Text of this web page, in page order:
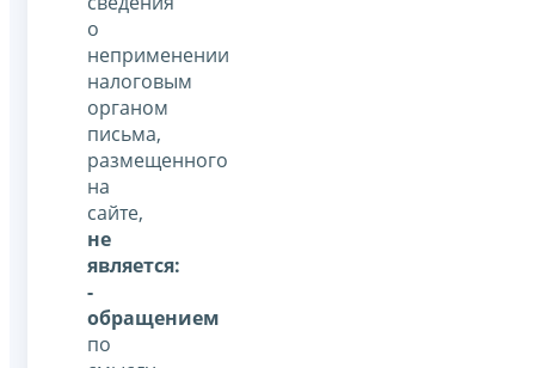
о
неприменении
налоговым
органом
письма,
размещенного
на
сайте,
не
является:
-
обращением
по